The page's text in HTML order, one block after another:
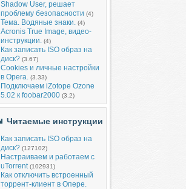
Shadow User, решает
проблему безопасности (4)
Тема. Водяные знаки. (4)
Acronis True Image, видео-
инструкции. (4)
Как записать ISO образ на
диск? (3.67)
Cookies и личные настройки
в Opera. (3.33)
Подключаем iZotope Ozone
5.02 к foobar2000 (3.2)
Читаемые инструкции
Как записать ISO образ на
диск? (127102)
Настраиваем и работаем с
uTorrent (102931)
Как отключить встроенный
торрент-клиент в Опере.